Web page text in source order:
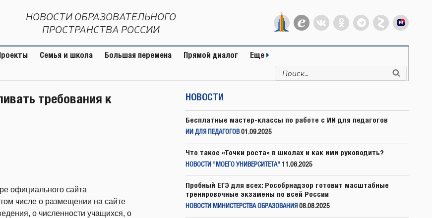
НОВОСТИ ОБРАЗОВАТЕЛЬНОГО
ПРОСТРАНСТВА РОССИИ
Семья и школа Большая перемена Прямой диалог Еще
Искать:
требования к
официального сайта
числе о размещении на сайте
о численности учащихся, о
НОВОСТИ
Бесплатные мастер-классы по работе с ИИ для педагогов
ИИ ДЛЯ ПЕДАГОГОВ 01.09.2025
Что такое «Точки роста» в школах и как ими руководить?
НОВОСТИ "МОЕГО УНИВЕРСИТЕТА" 11.08.2025
Пробный ЕГЭ для всех: Рособрнадзор готовит масштабные
тренировочные экзамены по всей России
НОВОСТИ МИНИСТЕРСТВА ОБРАЗОВАНИЯ 08.08.2025